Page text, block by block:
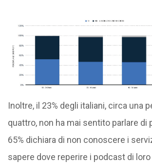
Inoltre, il 23% degli italiani, circa una
quattro, non ha mai sentito parlare di
65% dichiara di non conoscere i
sapere dove reperire i podcast di